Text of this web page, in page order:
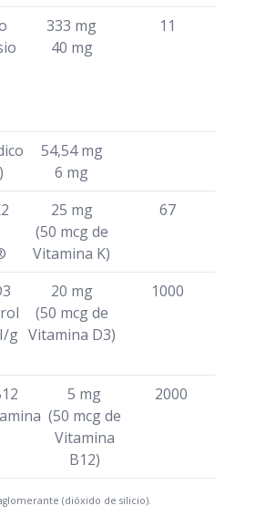
333 mg
40 mg
11
54,54 mg
6 mg
25 mg
(50 mcg de
Vitamina K)
67
g
20 mg
(50 mcg de
Vitamina D3)
1000
5 mg
(50 mcg de
Vitamina
B12)
2000
(dióxido de silicio).